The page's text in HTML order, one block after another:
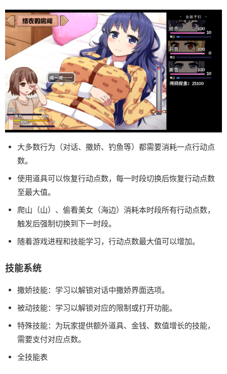
大多数行为（对话、撒娇、钓鱼等）都需要消耗一点行动点
数。
使用道具可以恢复行动点数，每一时段切换后恢复行动点数
至最大值。
爬山（山）、偷看美女（海边）消耗本时段所有行动点数，
触发后强制切换到下一时段。
随着游戏进程和技能学习，行动点数最大值可以增加。
技能系统
撒娇技能：学习以解锁对话中撒娇界面选项。
被动技能：学习以解锁对应的限制或打开功能。
特殊技能：为玩家提供额外道具、金钱、数值增长的技能，
需要支付对应点数。
全技能表